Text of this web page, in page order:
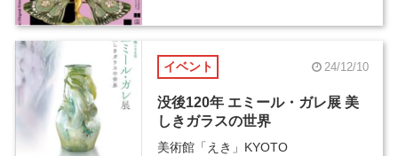
イベント 24/12/10
没後120年 エミール・ガレ展 美
しきガラスの世界
美術館「えき」KYOTO